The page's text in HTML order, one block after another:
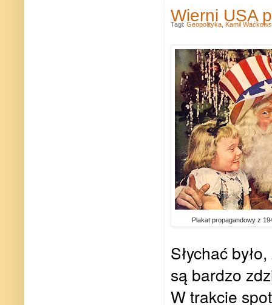
Wierni USA
Plakat propagandowy z
Słychać
są bardzo
W trakcie
Tagi: Geopolityka Kamil